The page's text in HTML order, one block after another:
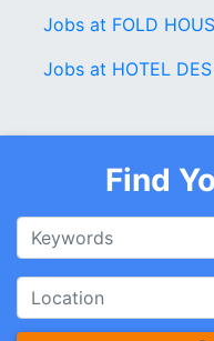
Jobs at FOLD
Jobs at HOTEL
Find